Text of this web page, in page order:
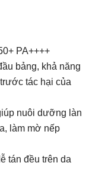
PA++++
bảng, khả năng
tác hại của
nuôi dưỡng làn
làm mờ nếp
tán đều trên da